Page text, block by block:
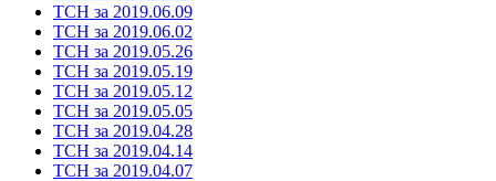
ТСН за 2019.06.09
ТСН за 2019.06.02
ТСН за 2019.05.26
ТСН за 2019.05.19
ТСН за 2019.05.12
ТСН за 2019.05.05
ТСН за 2019.04.28
ТСН за 2019.04.14
ТСН за 2019.04.07